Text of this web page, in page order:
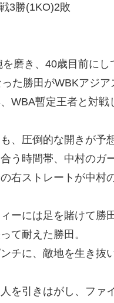
3勝(1KO)2敗
磨き、40歳目前にし
た勝田がWBKアジア
WBA暫定王者と対戦
、圧倒的な開きが予
う時間帯、中村のガ
右ストレートが中村
ーには足を賭けて勝
て耐えた勝田。
チに、敵地を生き抜
を引きはがし、ファ